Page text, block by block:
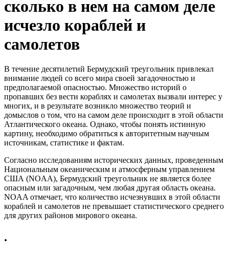
сколько в нем на самом деле
исчезло кораблей и
самолетов
В течение десятилетий Бермудский треугольник привлекал
внимание людей со всего мира своей загадочностью и
предполагаемой опасностью. Множество историй о
пропавших без вести кораблях и самолетах вызвали интерес у
многих, и в результате возникло множество теорий и
домыслов о том, что на самом деле происходит в этой области
Атлантического океана. Однако, чтобы понять истинную
картину, необходимо обратиться к авторитетным научным
источникам, статистике и фактам.
Согласно исследованиям исторических данных, проведенным
Национальным океаническим и атмосферным управлением
США (NOAA), Бермудский треугольник не является более
опасным или загадочным, чем любая другая область океана.
NOAA отмечает, что количество исчезнувших в этой области
кораблей и самолетов не превышает статистического среднего
для других районов мирового океана.
.